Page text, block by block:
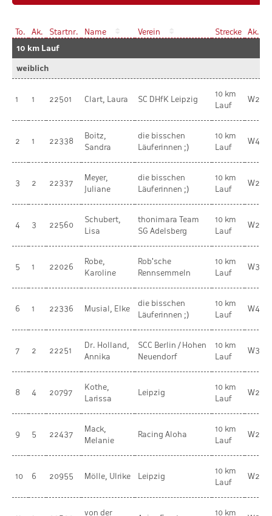
To. Ak. Startnr. Name Verein Strecke Ak.
10 km Lauf
weiblich
1 1 22501 Clart, Laura SC DHfK Leipzig
10 km
Lauf
W20
2 1 22338
Boitz,
Sandra
die bisschen
Läuferinnen ;)
10 km
Lauf
W40
3 2 22337
Meyer,
Juliane
die bisschen
Läuferinnen ;)
10 km
Lauf
W20
4 3 22560
Schubert,
Lisa
thonimara Team
SG Adelsberg
10 km
Lauf
W20
5 1 22026
Robe,
Karoline
Rob'sche
Rennsemmeln
10 km
Lauf
W30
6 1 22336 Musial, Elke
die bisschen
Läuferinnen ;)
10 km
Lauf
W45
7 2 22251
Dr. Holland,
Annika
SCC Berlin / Hohen
Neuendorf
10 km
Lauf
W30
8 4 20797
Kothe,
Larissa
Leipzig
10 km
Lauf
W20
9 5 22437
Mack,
Melanie
Racing Aloha
10 km
Lauf
W20
10 6 20955 Mölle, Ulrike Leipzig
10 km
Lauf
W20
von der
10 km